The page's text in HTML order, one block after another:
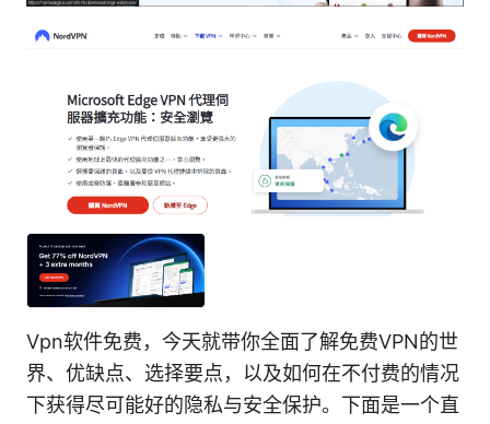
Vpn软件免费，今天就带你全面了解免费VPN的世
界、优缺点、选择要点，以及如何在不付费的情况
下获得尽可能好的隐私与安全保护。下面是一个直